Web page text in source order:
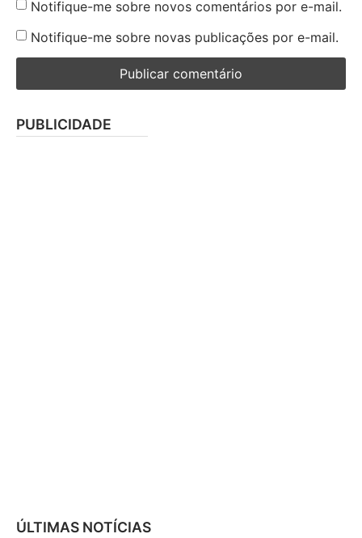
Notifique-me sobre novos comentários por e-mail.
Notifique-me sobre novas publicações por e-mail.
PUBLICIDADE
ÚLTIMAS NOTÍCIAS